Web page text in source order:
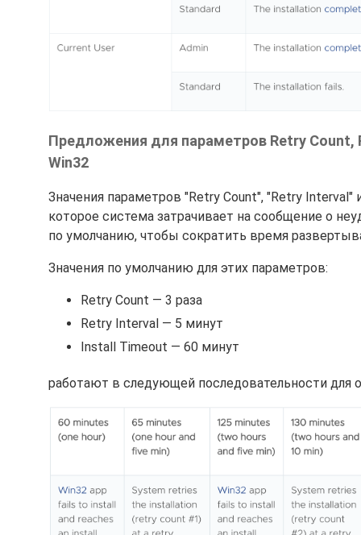
Предложения для параметров Retry
Win32
Значения параметров "Retry Count", "Retry
которое система затрачивает на сообщение о
по умолчанию, чтобы сократить время
Значения по умолчанию для этих параметров:
Retry Count — 3 раза
Retry Interval — 5 минут
Install Timeout — 60 минут
работают в следующей последовательности для